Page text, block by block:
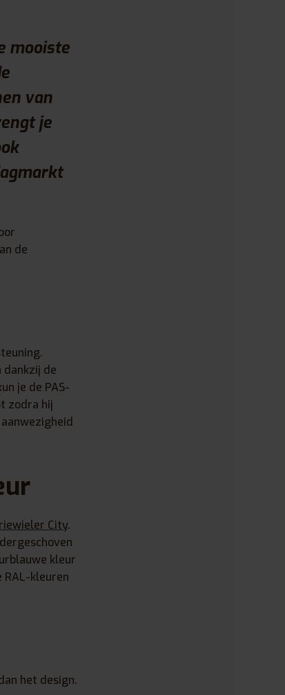
mooiste
van
je
de
de
je de PAS-
zodra hij
City.
kleur
RAL-kleuren
het design.